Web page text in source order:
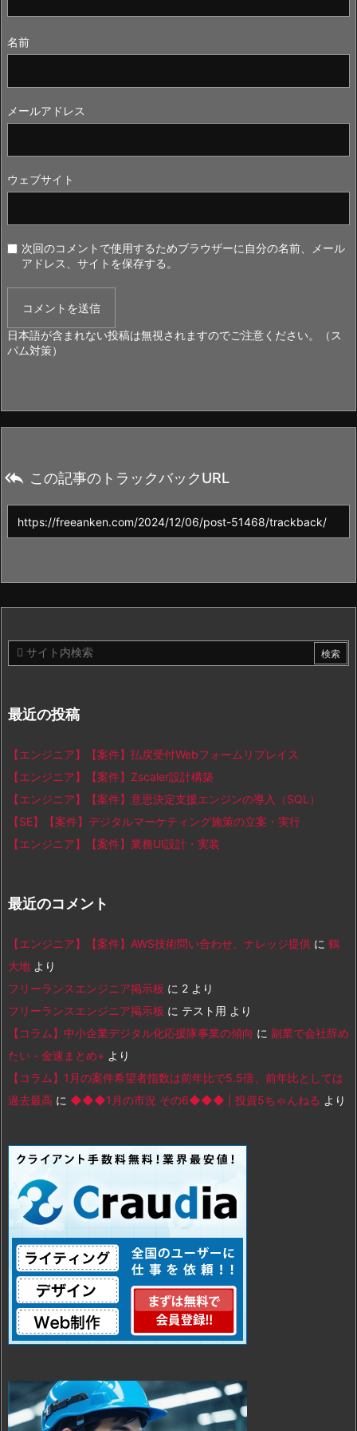
名前
メールアドレス
ウェブサイト
次回のコメントで使用するためブラウザーに自分の名前、メール
アドレス、サイトを保存する。
日本語が含まれない投稿は無視されますのでご注意ください。（ス
パム対策）
 この記事のトラックバックURL
最近の投稿
【エンジニア】【案件】払戻受付Webフォームリプレイス
【エンジニア】【案件】Zscaler設計構築
【エンジニア】【案件】意思決定支援エンジンの導入（SQL）
【SE】【案件】デジタルマーケティング施策の立案・実行
【エンジニア】【案件】業務UI設計・実装
最近のコメント
【エンジニア】【案件】AWS技術問い合わせ、ナレッジ提供 に 鶴
大地 より
フリーランスエンジニア掲示板 に 2 より
フリーランスエンジニア掲示板 に テスト用 より
【コラム】中小企業デジタル化応援隊事業の傾向 に 副業で会社辞め
たい - 金速まとめ+ より
【コラム】1月の案件希望者指数は前年比で5.5倍、前年比としては
過去最高 に ◆◆◆1月の市況 その6◆◆◆ | 投資5ちゃんねる より